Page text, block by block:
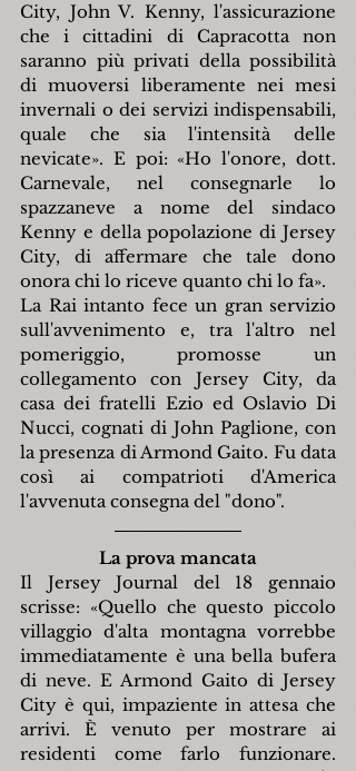
City, John V. Kenny, l'assicurazione
che i cittadini di Capracotta non
saranno più privati della possibilità
di muoversi liberamente nei mesi
invernali o dei servizi indispensabili,
quale che sia l'intensità delle
nevicate». E poi: «Ho l'onore, dott.
Carnevale, nel consegnarle lo
spazzaneve a nome del sindaco
Kenny e della popolazione di Jersey
City, di affermare che tale dono
onora chi lo riceve quanto chi lo fa».
La Rai intanto fece un gran servizio
sull'avvenimento e, tra l'altro nel
pomeriggio, promosse un
collegamento con Jersey City, da
casa dei fratelli Ezio ed Oslavio Di
Nucci, cognati di John Paglione, con
la presenza di Armond Gaito. Fu data
così ai compatrioti d'America
l'avvenuta consegna del "dono".
La prova mancata
Il Jersey Journal del 18 gennaio
scrisse: «Quello che questo piccolo
villaggio d'alta montagna vorrebbe
immediatamente è una bella bufera
di neve. E Armond Gaito di Jersey
City è qui, impaziente in attesa che
arrivi. È venuto per mostrare ai
residenti come farlo funzionare.